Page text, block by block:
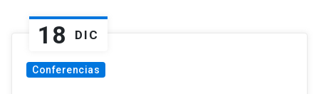
18 DIC
Conferencias